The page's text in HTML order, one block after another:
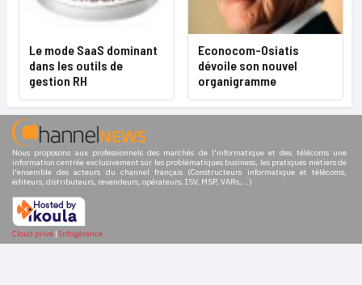
Le mode SaaS dominant
dans les outils de
gestion RH
Econocom-Osiatis
dévoile son nouvel
organigramme
Nous proposons aux professionnels des marchés de l'informatique et des télécoms une
information centrée exclusivement sur les problématiques business, les pratiques métiers de
l'ensemble des acteurs du channel français (Constructeurs informatique et télécoms,
éditeurs, distributeurs, revendeurs, opérateurs, ISV, MSP, VARs,...)
Cloud privé | Infogérance